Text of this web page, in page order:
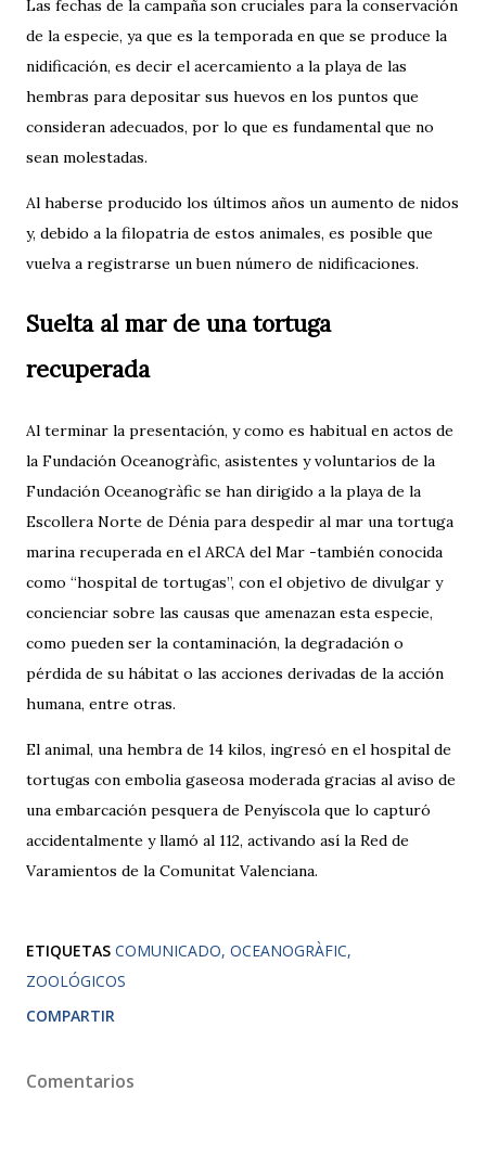
Las fechas de la campaña son cruciales para la conservación
de la especie, ya que es la temporada en que se produce la
nidificación, es decir el acercamiento a la playa de las
hembras para depositar sus huevos en los puntos que
consideran adecuados, por lo que es fundamental que no
sean molestadas.
Al haberse producido los últimos años un aumento de nidos
y, debido a la filopatria de estos animales, es posible que
vuelva a registrarse un buen número de nidificaciones.
Suelta al mar de una tortuga
recuperada
Al terminar la presentación, y como es habitual en actos de
la Fundación Oceanogràfic, asistentes y voluntarios de la
Fundación Oceanogràfic se han dirigido a la playa de la
Escollera Norte de Dénia para despedir al mar una tortuga
marina recuperada en el ARCA del Mar -también conocida
como “hospital de tortugas”, con el objetivo de divulgar y
concienciar sobre las causas que amenazan esta especie,
como pueden ser la contaminación, la degradación o
pérdida de su hábitat o las acciones derivadas de la acción
humana, entre otras.
El animal, una hembra de 14 kilos, ingresó en el hospital de
tortugas con embolia gaseosa moderada gracias al aviso de
una embarcación pesquera de Penyíscola que lo capturó
accidentalmente y llamó al 112, activando así la Red de
Varamientos de la Comunitat Valenciana.
ETIQUETAS COMUNICADO OCEANOGRÀFIC
ZOOLÓGICOS
COMPARTIR
Comentarios